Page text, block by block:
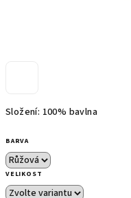
Složení: 100% bavlna
BARVA
VELIKOST